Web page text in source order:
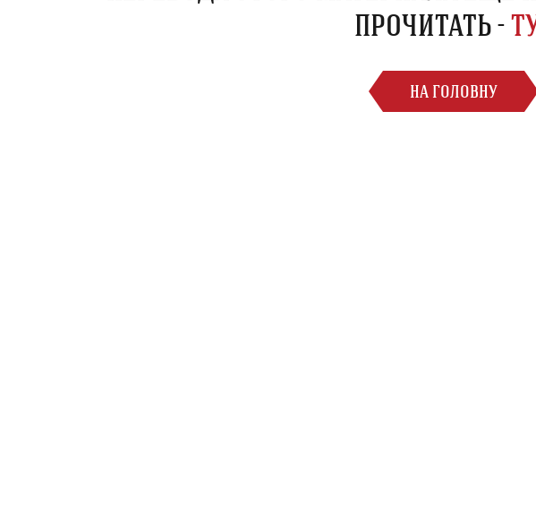
ПРОЧИТАТЬ -
НА ГОЛОВНУ